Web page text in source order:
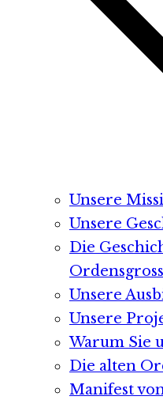
Unsere
Unsere
Die
Unsere
Unsere
Warum Sie
Die alten
Manifest